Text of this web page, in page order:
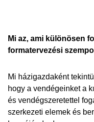
Mi az, ami különösen
formatervezési
Mi házigazdaként
hogy a vendégeinket a
és vendégszeretettel
szerkezeti elemek és